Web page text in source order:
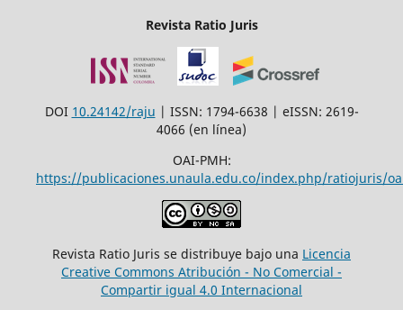
Revista Ratio Juris
DOI 10.24142/raju | ISSN: 1794-6638 | eISSN: 2619-
4066 (en línea)
OAI-PMH:
https://publicaciones.unaula.edu.co/index.php/ratiojuris/
Revista Ratio Juris se distribuye bajo una Licencia
Creative Commons Atribución - No Comercial -
Compartir igual 4.0 Internacional